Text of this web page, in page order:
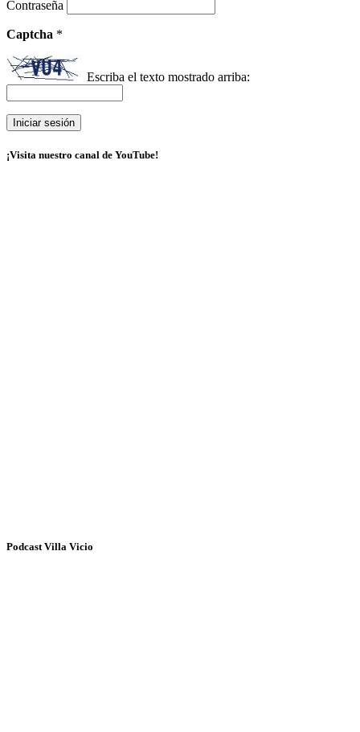
Contraseña
Captcha *
Escriba el texto mostrado arriba:
¡Visita nuestro canal de YouTube!
Podcast Villa Vicio